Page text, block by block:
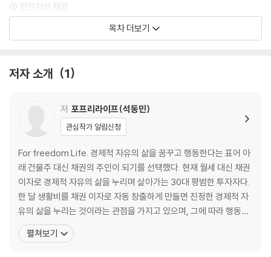
④ 안전자산 채권
⑤ 채권투자가 널리 알려지지 못한 이유
⑥ 채권투자에 쏟은 나의 노력과 경험
① 돈을 빌려주고 이자를 받을 수 있는 권리
③ 자금을 운용하는 효율적인 수단
④ 은행과 채권투자
⑤ 금액과 기간 선택의 폭이 넓은 채권투자
⑥ 은행 상품의 함정
⑦ 채권의 안전성
3 채권의 종류와 특징
① 채권의 종류
② 채권의 이자 지급 방식
③ 채권의 평균수익률
④ 채권의 신용등급
목차 더보기
저자 소개 1
저 포프리라이프(석동민)
관심작가 알림신청
For freedom Life. 경제적 자유의 삶을 꿈꾸고 행동한다는 표어 아
래 건물주 대신 채권의 주인이 되기를 선택했다. 현재 월세 대신 채권
이자로 경제적 자유의 삶을 누리며 살아가는 30대 평범한 투자자다.
한 달 생활비를 채권 이자로 자동 창출하게 만들면 진정한 경제적 자
유의 삶을 누리는 것이라는 관점을 가지고 있으며, 그에 따라 행동하
고 있다. 2018년 반도체 설비 엔지니어로 일하던 시절 우연히 채권
지식을 접했고, 그때부터 평범한 개인이 채권투자를 할 수 있는 방법
펼쳐보기